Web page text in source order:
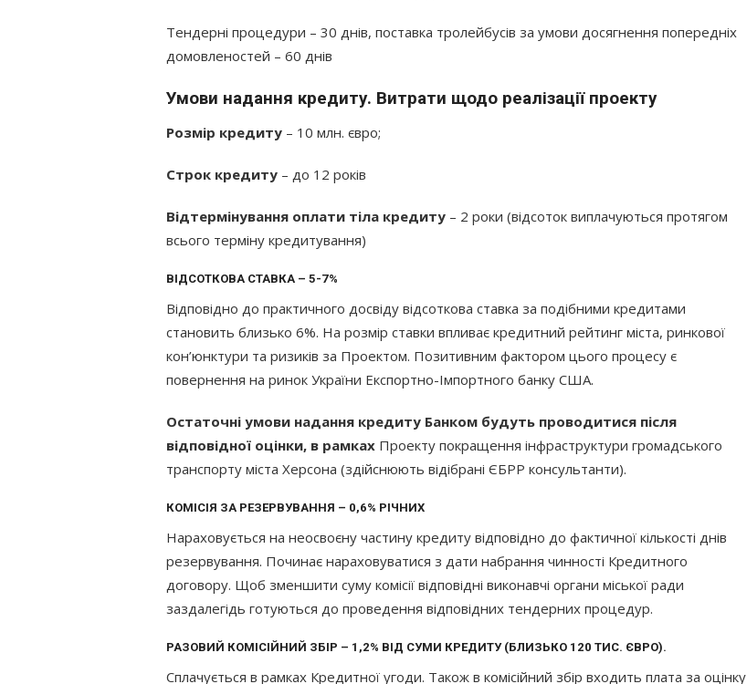
Тендерні процедури – 30 днів, поставка тролейбусів за умови досягнення попередніх
домовленостей – 60 днів
Умови надання кредиту. Витрати щодо реалізації проекту
Розмір кредиту – 10 млн. євро;
Строк кредиту – до 12 років
Відтермінування оплати тіла кредиту – 2 роки (відсоток виплачуються протягом
всього терміну кредитування)
ВІДСОТКОВА СТАВКА – 5-7%
Відповідно до практичного досвіду відсоткова ставка за подібними кредитами
становить близько 6%. На розмір ставки впливає кредитний рейтинг міста, ринкової
кон’юнктури та ризиків за Проектом. Позитивним фактором цього процесу є
повернення на ринок України Експортно-Імпортного банку США.
Остаточні умови надання кредиту Банком будуть проводитися після
відповідної оцінки, в рамках Проекту покращення інфраструктури громадського
транспорту міста Херсона (здійснюють відібрані ЄБРР консультанти).
КОМІСІЯ ЗА РЕЗЕРВУВАННЯ – 0,6% РІЧНИХ
Нараховується на неосвоєну частину кредиту відповідно до фактичної кількості днів
резервування. Починає нараховуватися з дати набрання чинності Кредитного
договору. Щоб зменшити суму комісії відповідні виконавчі органи міської ради
заздалегідь готуються до проведення відповідних тендерних процедур.
РАЗОВИЙ КОМІСІЙНИЙ ЗБІР – 1,2% ВІД СУМИ КРЕДИТУ (БЛИЗЬКО 120 ТИС. ЄВРО).
Сплачується в рамках Кредитної угоди. Також в комісійний збір входить плата за оцінку